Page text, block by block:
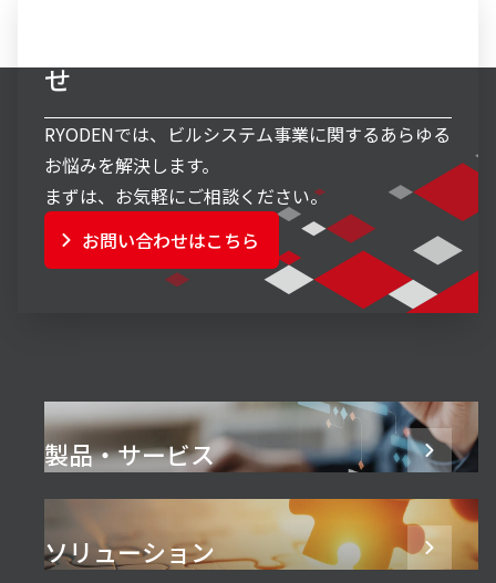
せ
RYODENでは、ビルシステム事業に関するあらゆる
お悩みを解決します。
まずは、お気軽にご相談ください。
お問い合わせはこちら
製品・サービス
ソリューション